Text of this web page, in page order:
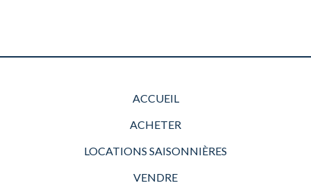
ACCUEIL
ACHETER
LOCATIONS SAISONNIÈRES
VENDRE